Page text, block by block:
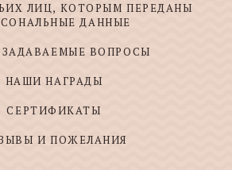
ЛИЦ, КОТОРЫМ ПЕРЕДАНЫ
ДАННЫЕ
ЗАДАВАЕМЫЕ ВОПРОСЫ
НАШИ НАГРАДЫ
СЕРТИФИКАТЫ
И ПОЖЕЛАНИЯ